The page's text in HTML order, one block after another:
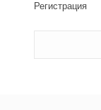
Регистрация